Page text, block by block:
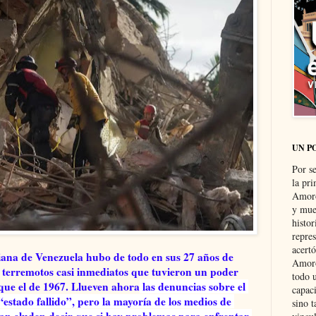
de Venezuela hubo de todo en sus 27 años de
casi inmediatos que tuvieron un poder
el de 1967. Llueven ahora las denuncias sobre el
fallido”, pero la mayoría de los medios de
UN
Por
la
y
todo
sino